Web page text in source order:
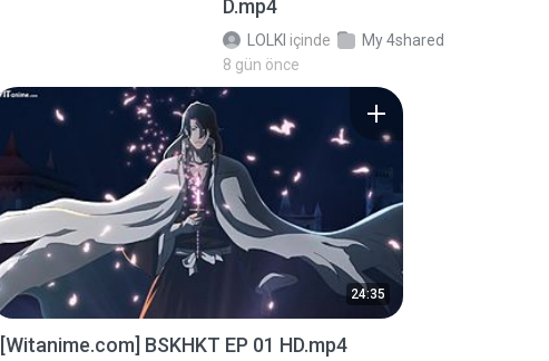
D.mp4
LOLKI içinde
My 4shared
8 gün önce
24:35
[Witanime.com] BSKHKT EP 01 HD.mp4